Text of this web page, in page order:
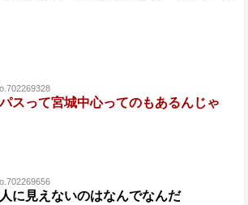
スって宮城中心ってのもあるんじゃ
に見えないのはなんでなんだ